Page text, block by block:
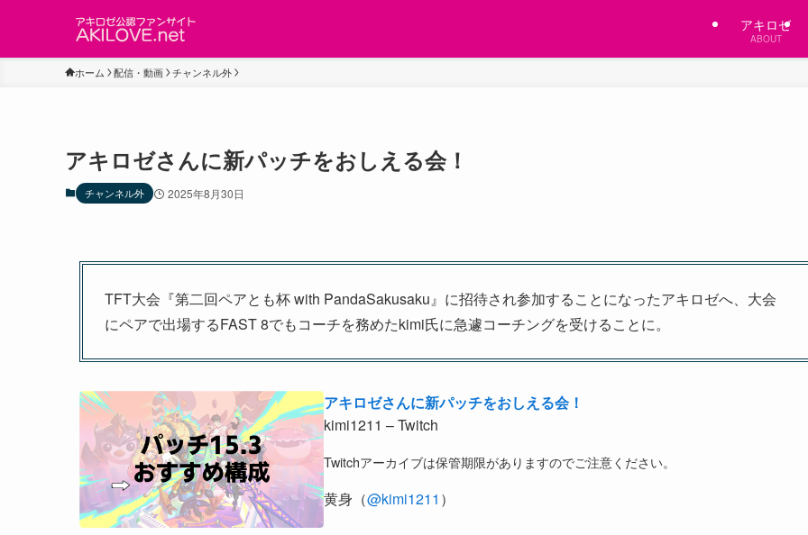
アキロゼ
ABOUT
ホーム 配信・動画 チャンネル外
アキロゼさんに新パッチをおしえる会！
チャンネル外 2025年8月30日
TFT大会『第二回ペアとも杯 with PandaSakusaku』に招待され参加することになったアキロゼへ、大会
にペアで出場するFAST 8でもコーチを務めたkimi氏に急遽コーチングを受けることに。
アキロゼさんに新パッチをおしえる会！
kimi1211 – Twitch
Twitchアーカイブは保管期限がありますのでご注意ください。
黄身（@kimi1211 ）